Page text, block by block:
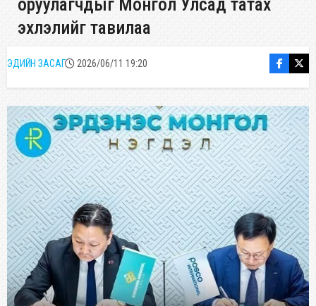
оруулагчдыг Монгол Улсад татах
эхлэлийг тавилаа
ЭДИЙН ЗАСАГ 2026/06/11 19:20